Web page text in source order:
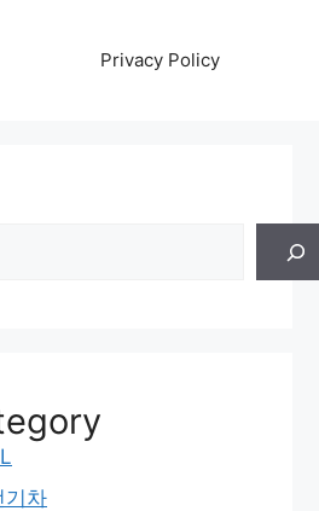
Privacy Policy
기차